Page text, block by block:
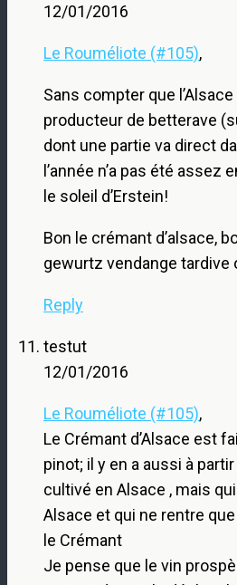
12/01/2016
Le Rouméliote (#105),
Sans compter que
producteur de betterave
dont une partie va direct
l’année n’a pas été assez
le soleil d’Erstein!
Bon le crémant d’alsace,
gewurtz vendange tardive
Reply
testut
12/01/2016
Le Rouméliote (#105),
Le Crémant d’Alsace est
pinot; il y en a aussi à
cultivé en Alsace , mais qui
Alsace et qui ne rentre
le Crémant
Je pense que le vin